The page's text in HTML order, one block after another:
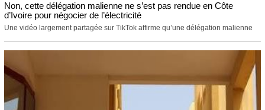
Non, cette délégation malienne ne s’est pas rendue en Côte
d’Ivoire pour négocier de l’électricité
Une vidéo largement partagée sur TikTok affirme qu’une délégation malienne